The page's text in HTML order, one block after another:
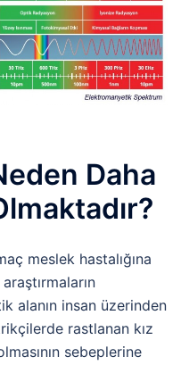
Daha
meslek hastalığına
alanın insan üzerinden
rastlanan kız
sebeplerine